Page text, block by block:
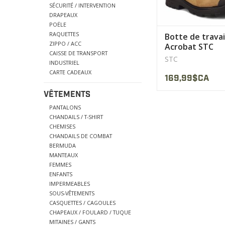
SÉCURITÉ / INTERVENTION
DRAPEAUX
POËLE
RAQUETTES
ZIPPO / ACC
CAISSE DE TRANSPORT
INDUSTRIEL
CARTE CADEAUX
VÊTEMENTS
PANTALONS
CHANDAILS / T-SHIRT
CHEMISES
CHANDAILS DE COMBAT
BERMUDA
MANTEAUX
FEMMES
ENFANTS
IMPERMEABLES
SOUS-VÊTEMENTS
CASQUETTES / CAGOULES
CHAPEAUX / FOULARD / TUQUE
MITAINES / GANTS
Botte de
Acrobat STC
STC
169,99$CA